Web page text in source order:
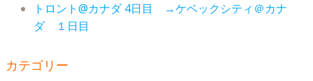
トロント@カナダ 4日目 →ケベックシティ＠カナ
ダ １日目
カテゴリー